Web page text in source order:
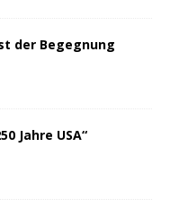
der Begegnung
Jahre USA“